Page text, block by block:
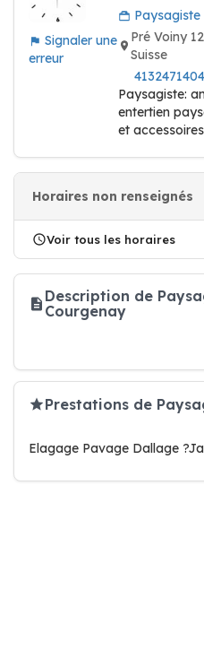
Signaler une
erreur
Paysagiste
Pré Voiny
Suisse
Paysagiste:
entertien
et
Horaires non renseignés
Voir tous les horaires
Description de
Courgenay
Prestations de
Elagage Pavage Dallage